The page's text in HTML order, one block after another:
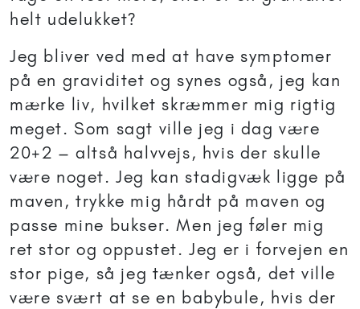
helt udelukket?
Jeg bliver ved med at have symptomer
på en graviditet og synes også, jeg kan
mærke liv, hvilket skræmmer mig rigtig
meget. Som sagt ville jeg i dag være
20+2 – altså halvvejs, hvis der skulle
være noget. Jeg kan stadigvæk ligge på
maven, trykke mig hårdt på maven og
passe mine bukser. Men jeg føler mig
ret stor og oppustet. Jeg er i forvejen en
stor pige, så jeg tænker også, det ville
være svært at se en babybule, hvis der